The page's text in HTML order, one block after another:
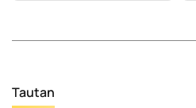
Tautan